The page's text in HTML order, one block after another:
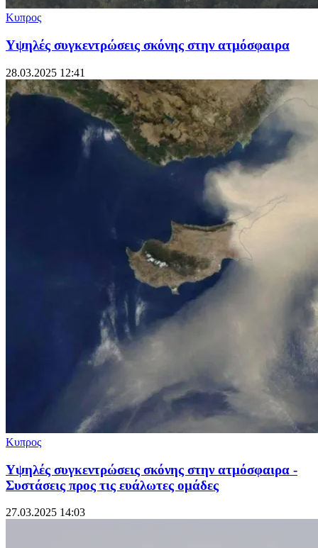
Κυπρος
Υψηλές συγκεντρώσεις σκόνης στην ατμόσφαιρα
28.03.2025 12:41
Κυπρος
Υψηλές συγκεντρώσεις σκόνης στην ατμόσφαιρα -
Συστάσεις προς τις ευάλωτες ομάδες
27.03.2025 14:03